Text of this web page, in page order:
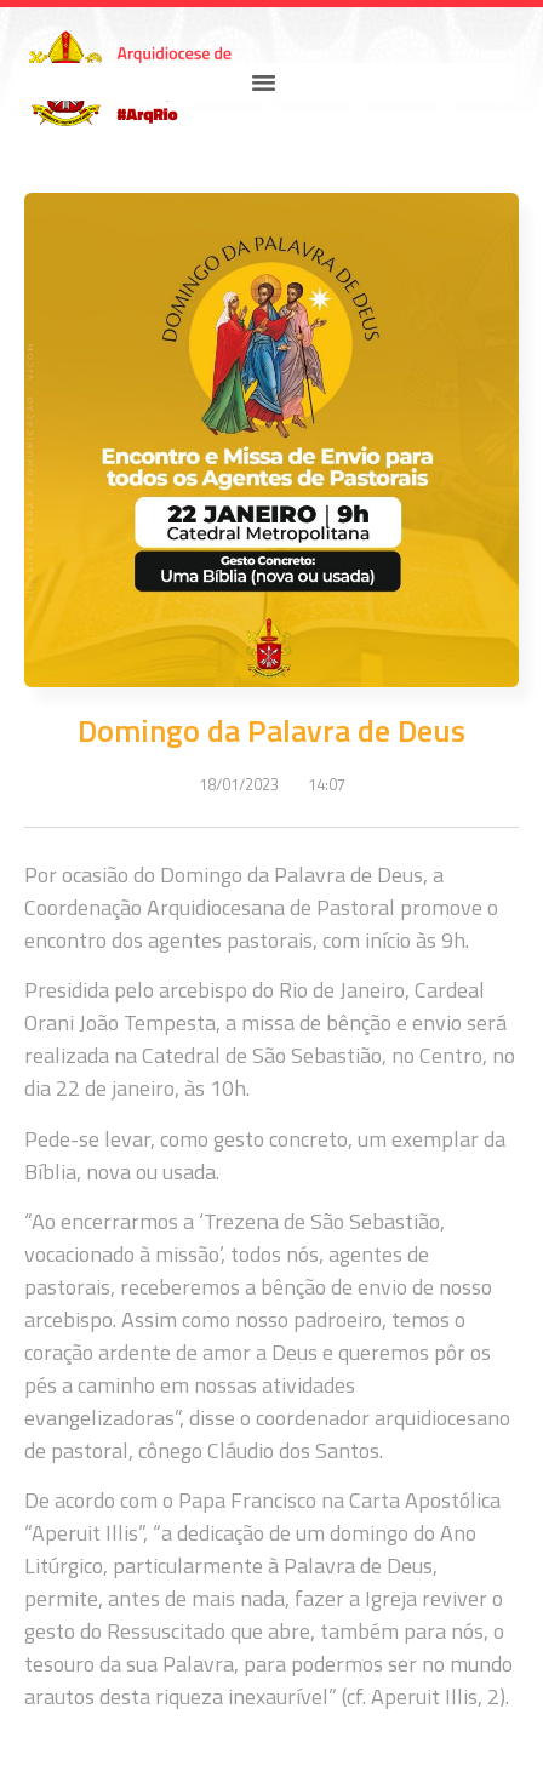
Domingo da Palavra de Deus
18/01/2023 14:07
Por ocasião do Domingo da Palavra de Deus, a
Coordenação Arquidiocesana de Pastoral promove o
encontro dos agentes pastorais, com início às 9h.
Presidida pelo arcebispo do Rio de Janeiro, Cardeal
Orani João Tempesta, a missa de bênção e envio será
realizada na Catedral de São Sebastião, no Centro, no
dia 22 de janeiro, às 10h.
Pede-se levar, como gesto concreto, um exemplar da
Bíblia, nova ou usada.
“Ao encerrarmos a ‘Trezena de São Sebastião,
vocacionado à missão’, todos nós, agentes de
pastorais, receberemos a bênção de envio de nosso
arcebispo. Assim como nosso padroeiro, temos o
coração ardente de amor a Deus e queremos pôr os
pés a caminho em nossas atividades
evangelizadoras”, disse o coordenador arquidiocesano
de pastoral, cônego Cláudio dos Santos.
De acordo com o Papa Francisco na Carta Apostólica
“Aperuit Illis”, “a dedicação de um domingo do Ano
Litúrgico, particularmente à Palavra de Deus,
permite, antes de mais nada, fazer a Igreja reviver o
gesto do Ressuscitado que abre, também para nós, o
tesouro da sua Palavra, para podermos ser no mundo
arautos desta riqueza inexaurível” (cf. Aperuit Illis, 2).